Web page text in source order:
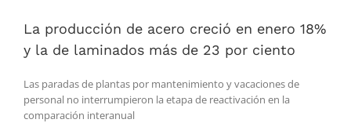
La producción de acero creció en enero 18%
y la de laminados más de 23 por ciento
Las paradas de plantas por mantenimiento y vacaciones de
personal no interrumpieron la etapa de reactivación en la
comparación interanual